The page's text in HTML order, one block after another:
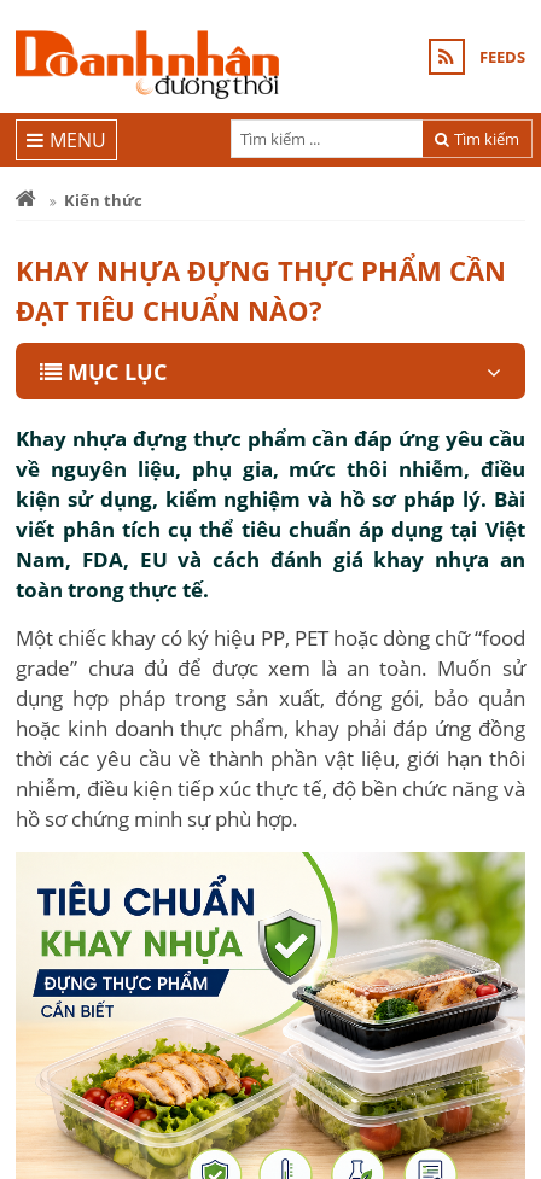
FEEDS
Tìm kiếm
MENU
Kiến thức
KHAY NHỰA ĐỰNG THỰC PHẨM CẦN
ĐẠT TIÊU CHUẨN NÀO?
MỤC LỤC
Khay nhựa đựng thực phẩm cần đáp ứng yêu cầu
về nguyên liệu, phụ gia, mức thôi nhiễm, điều
kiện sử dụng, kiểm nghiệm và hồ sơ pháp lý. Bài
viết phân tích cụ thể tiêu chuẩn áp dụng tại Việt
Nam, FDA, EU và cách đánh giá khay nhựa an
toàn trong thực tế.
Một chiếc khay có ký hiệu PP, PET hoặc dòng chữ “food
grade” chưa đủ để được xem là an toàn. Muốn sử
dụng hợp pháp trong sản xuất, đóng gói, bảo quản
hoặc kinh doanh thực phẩm, khay phải đáp ứng đồng
thời các yêu cầu về thành phần vật liệu, giới hạn thôi
nhiễm, điều kiện tiếp xúc thực tế, độ bền chức năng và
hồ sơ chứng minh sự phù hợp.